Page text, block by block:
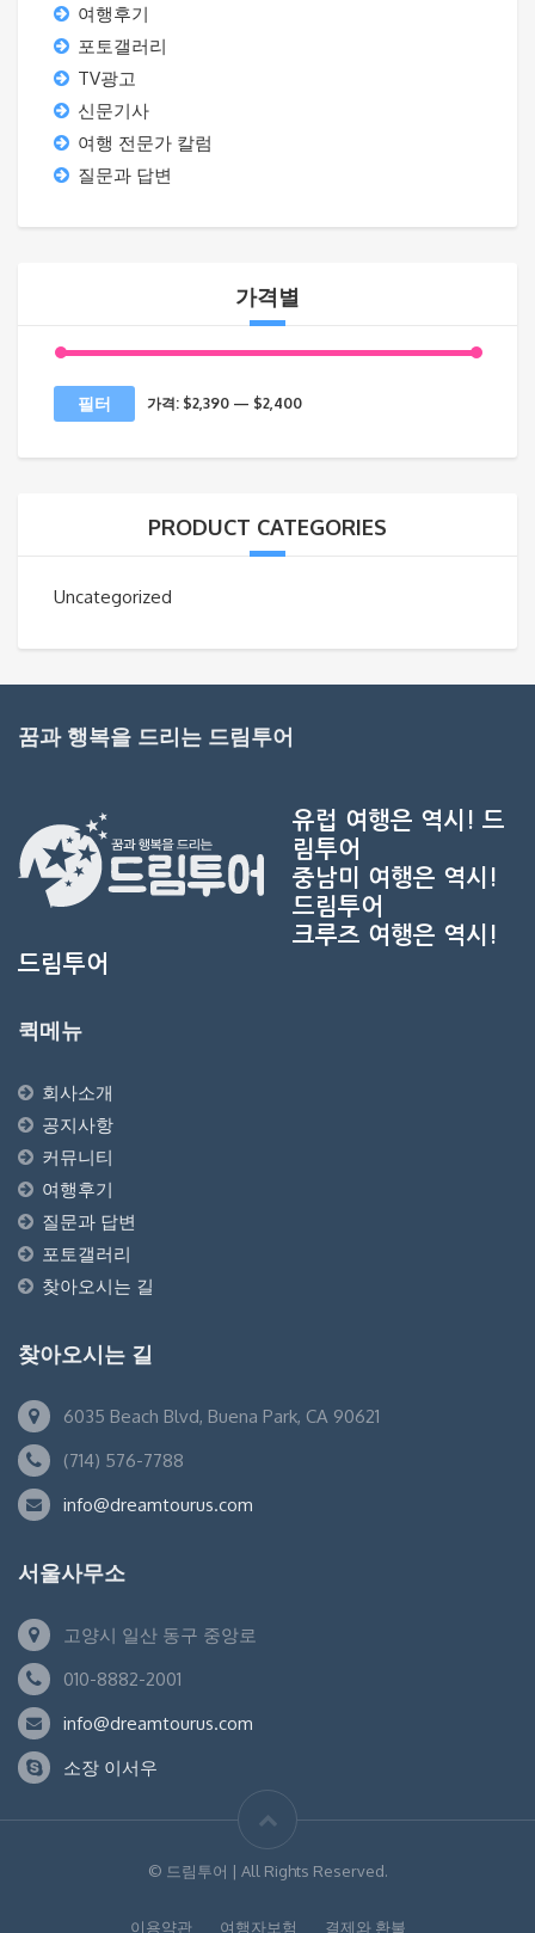
여행후기
포토갤러리
TV광고
신문기사
여행 전문가 칼럼
질문과 답변
가격별
필터 가격: $2,390 — $2,400
PRODUCT CATEGORIES
Uncategorized
꿈과 행복을 드리는 드림투어
유럽 여행은 역시! 드
림투어
중남미 여행은 역시!
드림투어
크루즈 여행은 역시!
드림투어
퀵메뉴
회사소개
공지사항
커뮤니티
여행후기
질문과 답변
포토갤러리
찾아오시는 길
찾아오시는 길
6035 Beach Blvd, Buena Park, CA 90621
(714) 576-7788
info@dreamtourus.com
서울사무소
고양시 일산 동구 중앙로
010-8882-2001
info@dreamtourus.com
소장 이서우
© 드림투어 | All Rights Reserved.
이용약관 여행자보험 결제와 환불